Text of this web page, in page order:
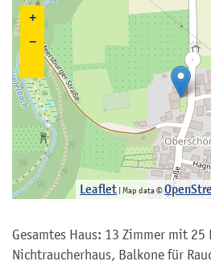
+
−
Leaflet | Map data ©
Gesamtes Haus: 13 Zimmer mit 25
Nichtraucherhaus, Balkone für